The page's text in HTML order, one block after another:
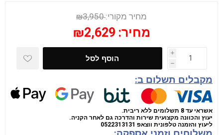
מחיר מקורי: ₪3,950
מחיר: ₪2,629
i
h
הוסף לסל
מקבלים תשלום ב:
אשראי עד 8 תשלומים ללא ריבית.
יעוץ והכוונה מקצועית שירות והדרכה גם לאחר הקניה.
ליעוץ והזמנה טלפונית ווצאפ 0522313131